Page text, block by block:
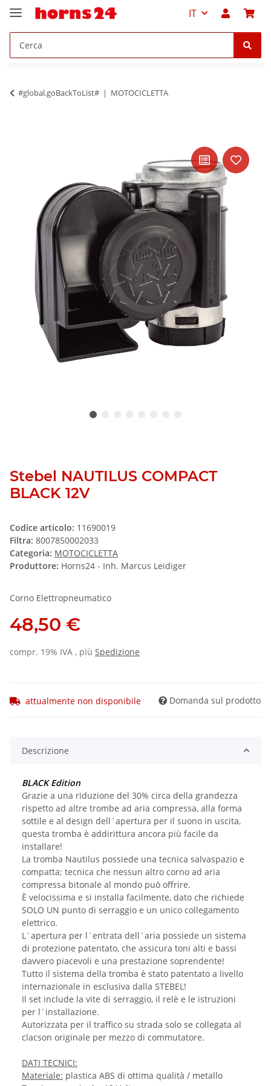
IT
#global.goBackToList# MOTOCICLETTA
Stebel NAUTILUS COMPACT
BLACK 12V
Codice articolo: 11690019
Filtra: 8007850002033
Categoria: MOTOCICLETTA
Produttore: Horns24 - Inh. Marcus Leidiger
Corno Elettropneumatico
48,50 €
compr. 19% IVA , più Spedizione
attualmente non disponibile Domanda sul prodotto
Descrizione
BLACK Edition
Grazie a una riduzione del 30% circa della grandezza
rispetto ad altre trombe ad aria compressa, alla forma
sottile e al design dell´apertura per il suono in uscita,
questa tromba è addirittura ancora più facile da
installare!
La tromba Nautilus possiede una tecnica salvaspazio e
compatta; tecnica che nessun altro corno ad aria
compressa bitonale al mondo può offrire.
È velocissima e si installa facilmente, dato che richiede
SOLO UN punto di serraggio e un unico collegamento
elettrico.
L´apertura per l´entrata dell´aria possiede un sistema
di protezione patentato, che assicura toni alti e bassi
davvero piacevoli e una prestazione soprendente!
Tutto il sistema della tromba è stato patentato a livello
internazionale in esclusiva dalla STEBEL!
Il set include la vite di serraggio, il relè e le istruzioni
per l´installazione.
Autorizzata per il traffico su strada solo se collegata al
clacson originale per mezzo di commutatore.
DATI TECNICI:
Materiale: plastica ABS di ottima qualità / metallo